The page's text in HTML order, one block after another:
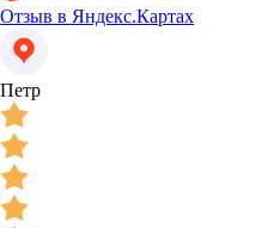
Отзыв в Яндекс.Картах
Петр